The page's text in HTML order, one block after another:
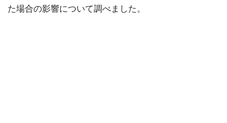
た場合の影響について調べました。